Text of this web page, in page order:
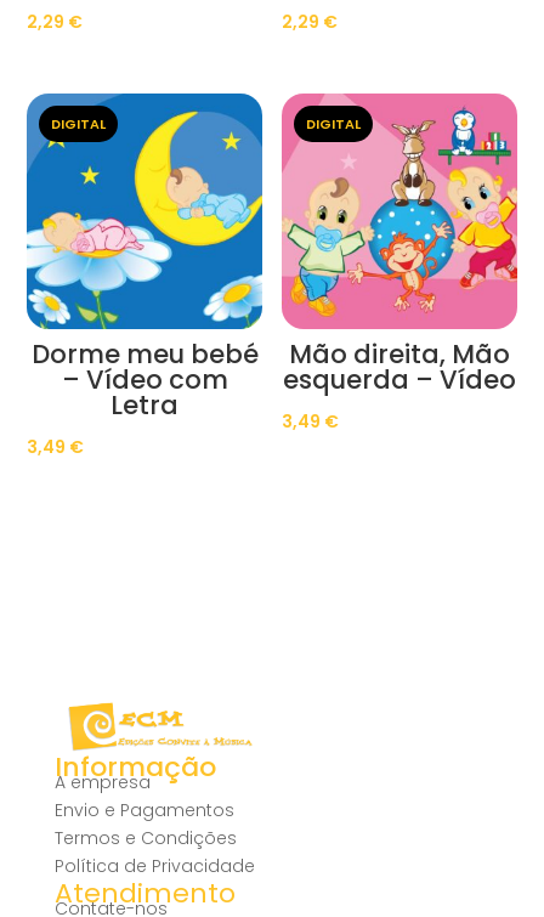
2,29 € 2,29 €
DIGITAL
Dorme meu bebé
– Vídeo com
Letra
3,49 €
DIGITAL
Mão direita, Mão
esquerda – Vídeo
3,49 €
Informação
A empresa
Envio e Pagamentos
Termos e Condições
Política de Privacidade
Atendimento
Contate-nos